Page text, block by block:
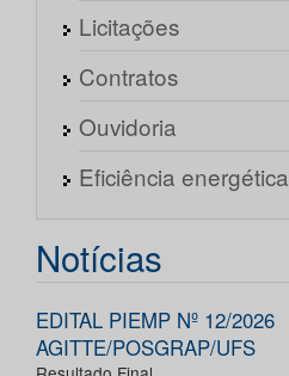
Licitações
Contratos
Ouvidoria
Eficiência energética
Notícias
EDITAL PIEMP Nº 12/2026
AGITTE/POSGRAP/UFS